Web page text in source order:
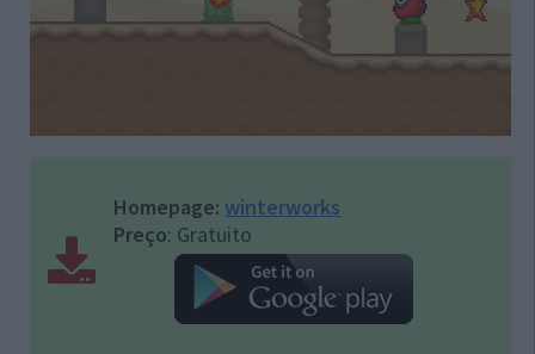
Homepage: winterworks
Preço: Gratuito